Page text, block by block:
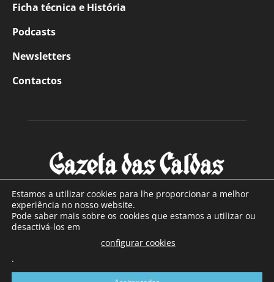
Ficha técnica e História
Podcasts
Newsletters
Contactos
SOBRE NÓS
Com sede nas Caldas da Rainha e mais de 90 anos de
a sul de distrito de Leiria, com mais de 40.000 leitores por
Estamos a utilizar cookies para lhe proporcionar a melhor
experiência no nosso website.
Pode saber mais sobre os cookies que estamos a utilizar ou
desactivá-los em
configurar cookies
.